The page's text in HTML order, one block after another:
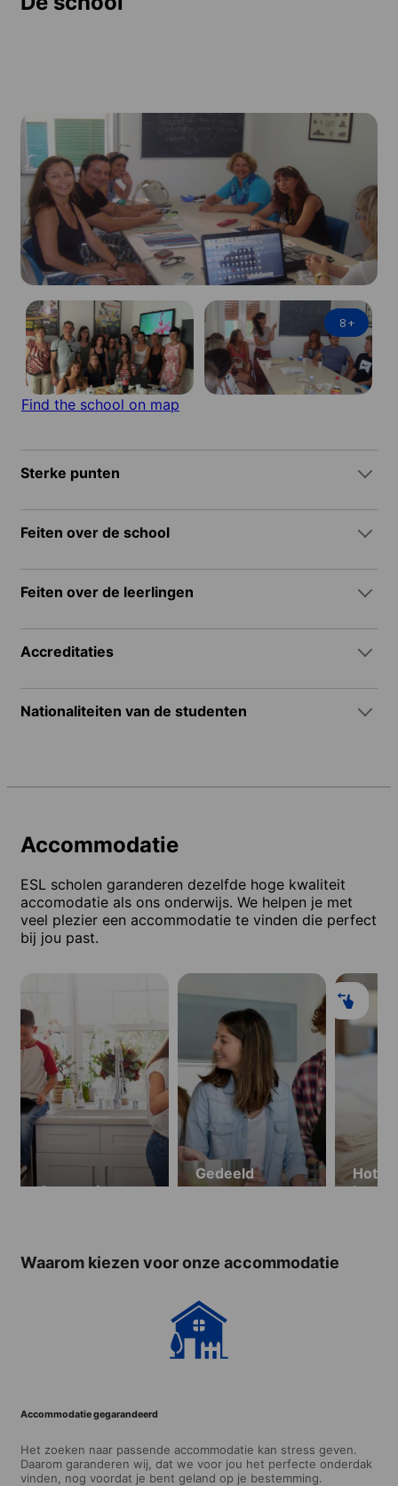
8+
Find the school on map
Sterke punten
Feiten over de school
Feiten over de leerlingen
Accreditaties
Nationaliteiten van de studenten
Accommodatie
ESL scholen garanderen dezelfde hoge kwaliteit
accomodatie als ons onderwijs. We helpen je met
veel plezier een accommodatie te vinden die perfect
bij jou past.
Gastgezin
Gedeeld
appartement
house
Waarom kiezen voor onze accommodatie
Accommodatie gegarandeerd
Het zoeken naar passende accommodatie kan stress geven.
Daarom garanderen wij, dat we voor jou het perfecte onderdak
vinden, nog voordat je bent geland op je bestemming.